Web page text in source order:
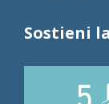
Sostieni